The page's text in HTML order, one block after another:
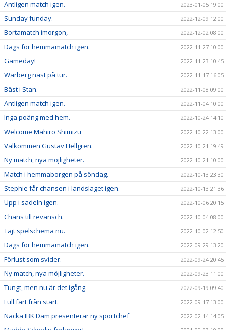
Äntligen match igen. 2023-01-05 19:00
Sunday funday. 2022-12-09 12:00
Bortamatch imorgon, 2022-12-02 08:00
Dags för hemmamatch igen. 2022-11-27 10:00
Gameday! 2022-11-23 10:45
Warberg näst på tur. 2022-11-17 16:05
Bäst i Stan. 2022-11-08 09:00
Äntligen match igen. 2022-11-04 10:00
Inga poäng med hem. 2022-10-24 14:10
Welcome Mahiro Shimizu 2022-10-22 13:00
Välkommen Gustav Hellgren. 2022-10-21 19:49
Ny match, nya möjligheter. 2022-10-21 10:00
Match i hemmaborgen på söndag. 2022-10-13 23:30
Stephie får chansen i landslaget igen. 2022-10-13 21:36
Upp i sadeln igen. 2022-10-06 20:15
Chans till revansch. 2022-10-04 08:00
Tajt spelschema nu. 2022-10-02 12:50
Dags för hemmamatch igen. 2022-09-29 13:20
Förlust som svider. 2022-09-24 20:45
Ny match, nya möjligheter. 2022-09-23 11:00
Tungt, men nu är det igång. 2022-09-19 09:40
Full fart från start. 2022-09-17 13:00
Nacka IBK Dam presenterar ny sportchef 2022-02-14 14:05